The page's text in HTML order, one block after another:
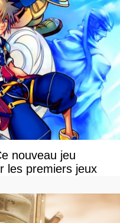
nouveau jeu
les premiers jeux